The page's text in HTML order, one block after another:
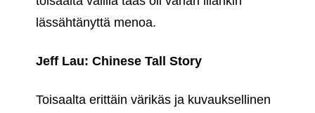
lässähtänyttä menoa.
Jeff Lau: Chinese Tall Story
Toisaalta erittäin värikäs ja kuvauksellinen